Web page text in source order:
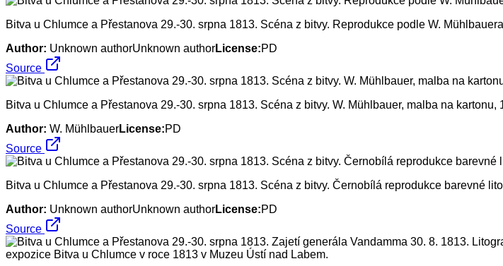
Bitva u Chlumce a Přestanova 29.-30. srpna 1813. Scéna z bitvy. Reprodukce podle W.
Author: Unknown authorUnknown authorLicense:PD
Source
Bitva u Chlumce a Přestanova 29.-30. srpna 1813. Scéna z bitvy. W. Mühlbauer, malba na
Author: W. MühlbauerLicense:PD
Source
Bitva u Chlumce a Přestanova 29.-30. srpna 1813. Scéna z bitvy. Černobílá reprodukce barevné
Author: Unknown authorUnknown authorLicense:PD
Source